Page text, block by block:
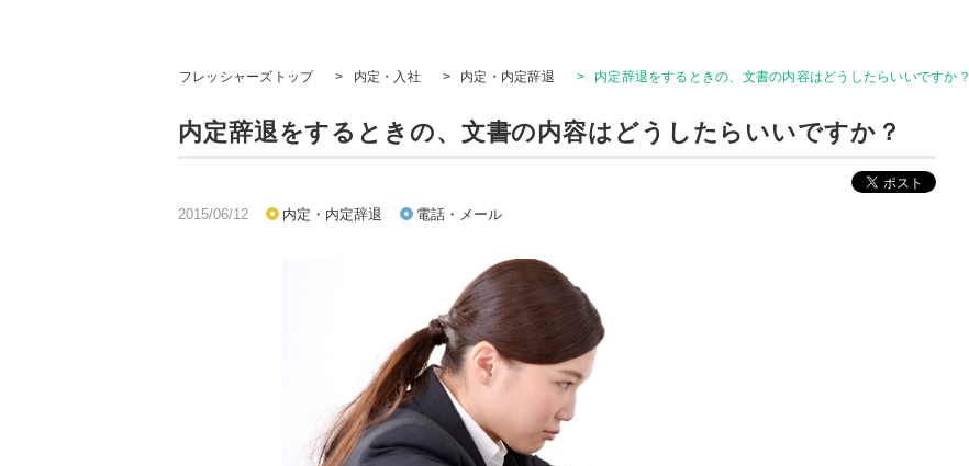
フレッシャーズトップ > 内定・入社 > 内定・内定辞退 > 内定辞退をするときの、文書の内容はどうしたらいいですか？
内定辞退をするときの、文書の内容はどうしたらいいですか？
2015/06/12 内定・内定辞退 電話・メール